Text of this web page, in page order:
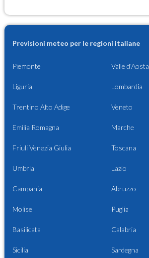
Previsioni meteo per le regioni italiane
Piemonte Valle d'Aosta
Liguria Lombardia
Trentino Alto Adige Veneto
Emilia Romagna Marche
Friuli Venezia Giulia Toscana
Umbria Lazio
Campania Abruzzo
Molise Puglia
Basilicata Calabria
Sicilia Sardegna